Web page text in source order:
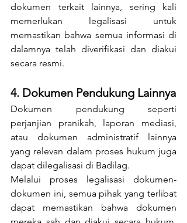
dokumen terkait lainnya, sering kali
memerlukan legalisasi untuk
memastikan bahwa semua informasi di
dalamnya telah diverifikasi dan diakui
secara resmi.
4. Dokumen Pendukung Lainnya
Dokumen pendukung seperti
perjanjian pranikah, laporan mediasi,
atau dokumen administratif lainnya
yang relevan dalam proses hukum juga
dapat dilegalisasi di Badilag.
Melalui proses legalisasi dokumen-
dokumen ini, semua pihak yang terlibat
dapat memastikan bahwa dokumen